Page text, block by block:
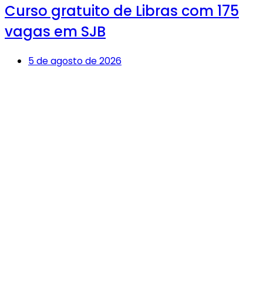
Curso gratuito de Libras com 175
vagas em SJB
5 de agosto de 2026